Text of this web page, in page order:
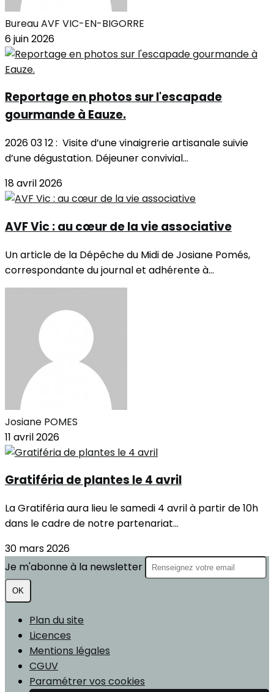
Bureau AVF VIC-EN-BIGORRE
6 juin 2026
Reportage en photos sur l'escapade
gourmande à Eauze.
2026 03 12 : Visite d’une vinaigrerie artisanale suivie
d’une dégustation. Déjeuner convivial...
18 avril 2026
AVF Vic : au cœur de la vie associative
Un article de la Dépêche du Midi de Josiane Pomés,
correspondante du journal et adhérente à...
Josiane POMES
11 avril 2026
Gratiféria de plantes le 4 avril
La Gratiféria aura lieu le samedi 4 avril à partir de 10h
dans le cadre de notre partenariat...
30 mars 2026
Je m'abonne à la newsletter
OK
Plan du site
Licences
Mentions légales
CGUV
Paramétrer vos cookies